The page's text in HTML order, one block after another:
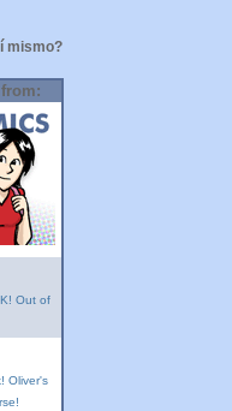
mismo?
Out of
Oliver's